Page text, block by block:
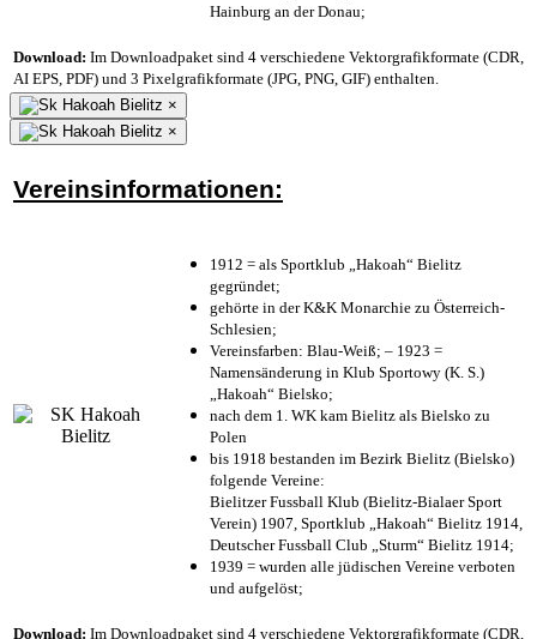
Hainburg an der Donau;
Download: Im Downloadpaket sind 4 verschiedene Vektorgrafikformate (CDR,
AI EPS, PDF) und 3 Pixelgrafikformate (JPG, PNG, GIF) enthalten.
×
×
Vereinsinformationen:
1912 = als Sportklub „Hakoah“ Bielitz
gegründet;
gehörte in der K&K Monarchie zu Österreich-
Schlesien;
Vereinsfarben: Blau-Weiß; – 1923 =
Namensänderung in Klub Sportowy (K. S.)
„Hakoah“ Bielsko;
nach dem 1. WK kam Bielitz als Bielsko zu
Polen
bis 1918 bestanden im Bezirk Bielitz (Bielsko)
folgende Vereine:
Bielitzer Fussball Klub (Bielitz-Bialaer Sport
Verein) 1907, Sportklub „Hakoah“ Bielitz 1914,
Deutscher Fussball Club „Sturm“ Bielitz 1914;
1939 = wurden alle jüdischen Vereine verboten
und aufgelöst;
Download: Im Downloadpaket sind 4 verschiedene Vektorgrafikformate (CDR,